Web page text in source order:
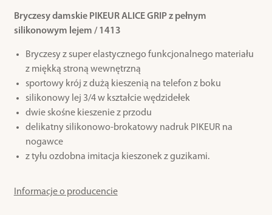
Bryczesy damskie PIKEUR ALICE GRIP z pełnym
silikonowym lejem / 1413
Bryczesy z super elastycznego funkcjonalnego materiału
z miękką stroną wewnętrzną
sportowy krój z dużą kieszenią na telefon z boku
silikonowy lej 3/4 w kształcie wędzidełek
dwie skośne kieszenie z przodu
delikatny silikonowo-brokatowy nadruk PIKEUR na
nogawce
z tyłu ozdobna imitacja kieszonek z guzikami.
Informacje o producencie